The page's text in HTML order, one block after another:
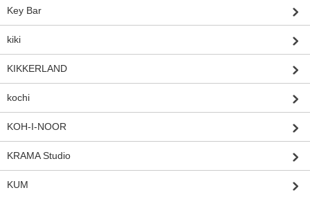
Key Bar
kiki
KIKKERLAND
kochi
KOH-I-NOOR
KRAMA Studio
KUM